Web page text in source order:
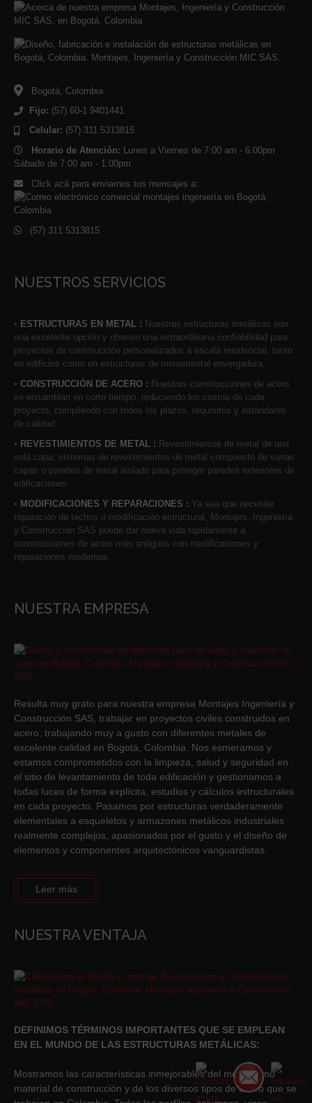
Bogotá, Colombia
Fijo: (57) 60-1 9401441
Celular: (57) 311 5313815
Horario de Atención: Lunes a Viernes de 7:00 am - 6:00pm
Sábado de 7:00 am - 1:00pm
Click acá para enviarnos tus mensajes a:
(57) 311 5313815
NUESTROS SERVICIOS
• ESTRUCTURAS EN METAL : Nuestras estructuras metálicas son
una excelente opción y ofrecen una extraordinaria confiabilidad para
proyectos de construcción personalizados a escala residencial, tanto
en edificios como en estructuras de monumental envergadura.
• CONSTRUCCIÓN DE ACERO : Nuestras construcciones de acero
se ensamblan en corto tiempo, reduciendo los costos de cada
proyecto, cumpliendo con todos los plazos, requisitos y estándares
de calidad.
• REVESTIMIENTOS DE METAL : Revestimientos de metal de una
sola capa, sistemas de revestimientos de metal compuesto de varias
capas o paneles de metal aislado para proteger paredes exteriores de
edificaciones.
• MODIFICACIONES Y REPARACIONES : Ya sea que necesite
reparación de techos o modificación estructural, Montajes, Ingeniería
y Construcción SAS puede dar nueva vida rápidamente a
construcciones de acero más antiguas con modificaciones y
reparaciones modernas.
NUESTRA EMPRESA
Resulta muy grato para nuestra empresa Montajes Ingeniería y
Construcción SAS, trabajar en proyectos civiles construidos en
acero, trabajando muy a gusto con diferentes metales de
excelente calidad en Bogotá, Colombia. Nos esmeramos y
estamos comprometidos con la limpieza, salud y seguridad en
el sitio de levantamiento de toda edificación y gestionamos a
todas luces de forma explícita, estudios y cálculos estructurales
en cada proyecto. Pasamos por estructuras verdaderamente
elementales a esqueletos y armazones metálicos industriales
realmente complejos, apasionados por el gusto y el diseño de
elementos y componentes arquitectónicos vanguardistas.
Leer más
NUESTRA VENTAJA
DEFINIMOS TÉRMINOS IMPORTANTES QUE SE EMPLEAN
EN EL MUNDO DE LAS ESTRUCTURAS METÁLICAS:
Mostramos las características inmejorables del metal como
material de construcción y de los diversos tipos de acero que se